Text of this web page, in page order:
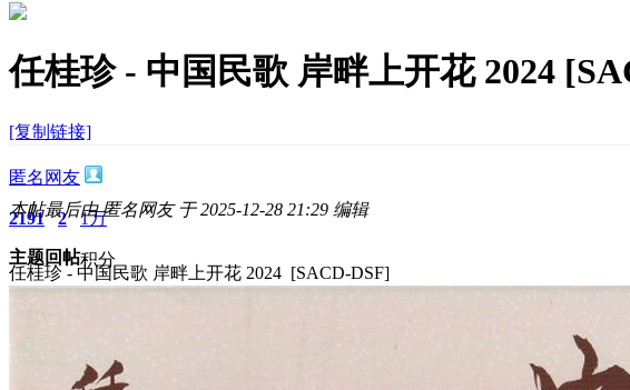
任桂珍 - 中国民歌 岸畔上开花 2024
[复制链接]
匿名网友
2191
主题
2
回帖
1万
积分
2025-12-28 21:20:56
本帖最后由 匿名网友 于 2025-12-28 21:29 编辑
任桂珍 - 中国民歌 岸畔上开花 2024 [SACD-DSF]